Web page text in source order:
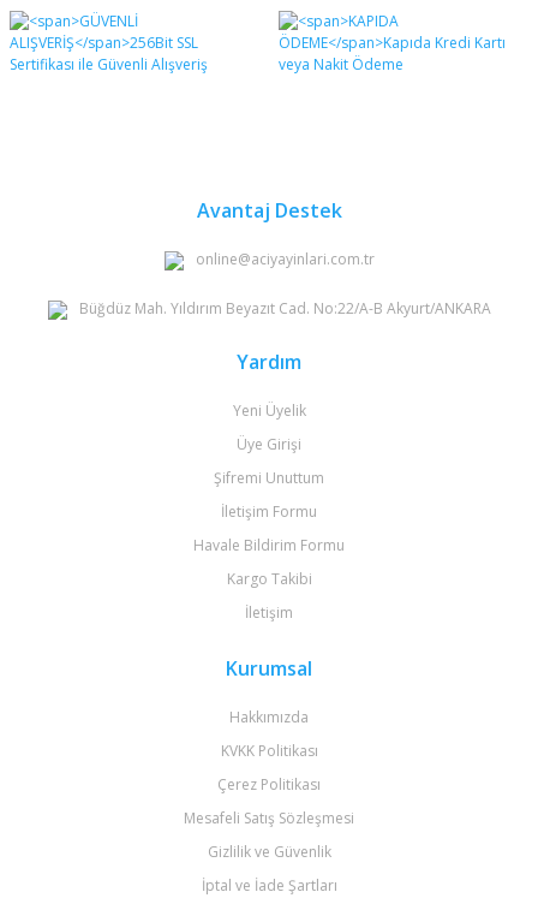
Yorum Yaz
Ürün resmi kalitesiz, bozuk veya görüntülenemiyor.
Ürün açıklamasında eksik bilgiler bulunuyor.
Avantaj Destek
online@aciyayinlari.com.tr
Büğdüz Mah. Yıldırım Beyazıt Cad. No:22/A-B Akyurt/ANKARA
Yardım
Yeni Üyelik
Üye Girişi
Şifremi Unuttum
İletişim Formu
Havale Bildirim Formu
Kargo Takibi
İletişim
Kurumsal
Hakkımızda
KVKK Politikası
Çerez Politikası
Mesafeli Satış Sözleşmesi
Gizlilik ve Güvenlik
İptal ve İade Şartları